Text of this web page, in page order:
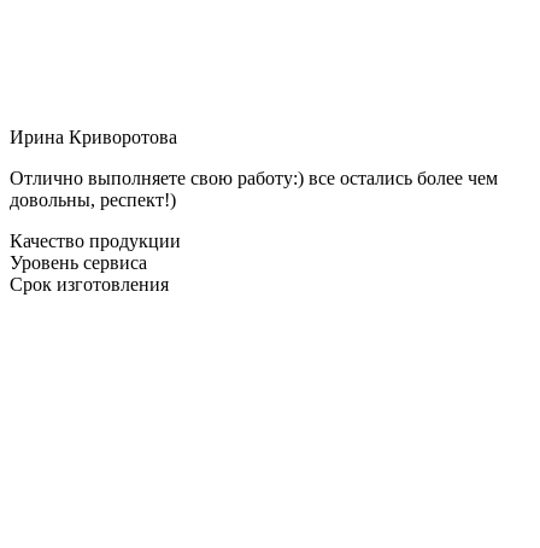
Ирина Криворотова
Отлично выполняете свою работу:) все остались более чем
довольны, респект!)
Качество продукции
Уровень сервиса
Срок изготовления